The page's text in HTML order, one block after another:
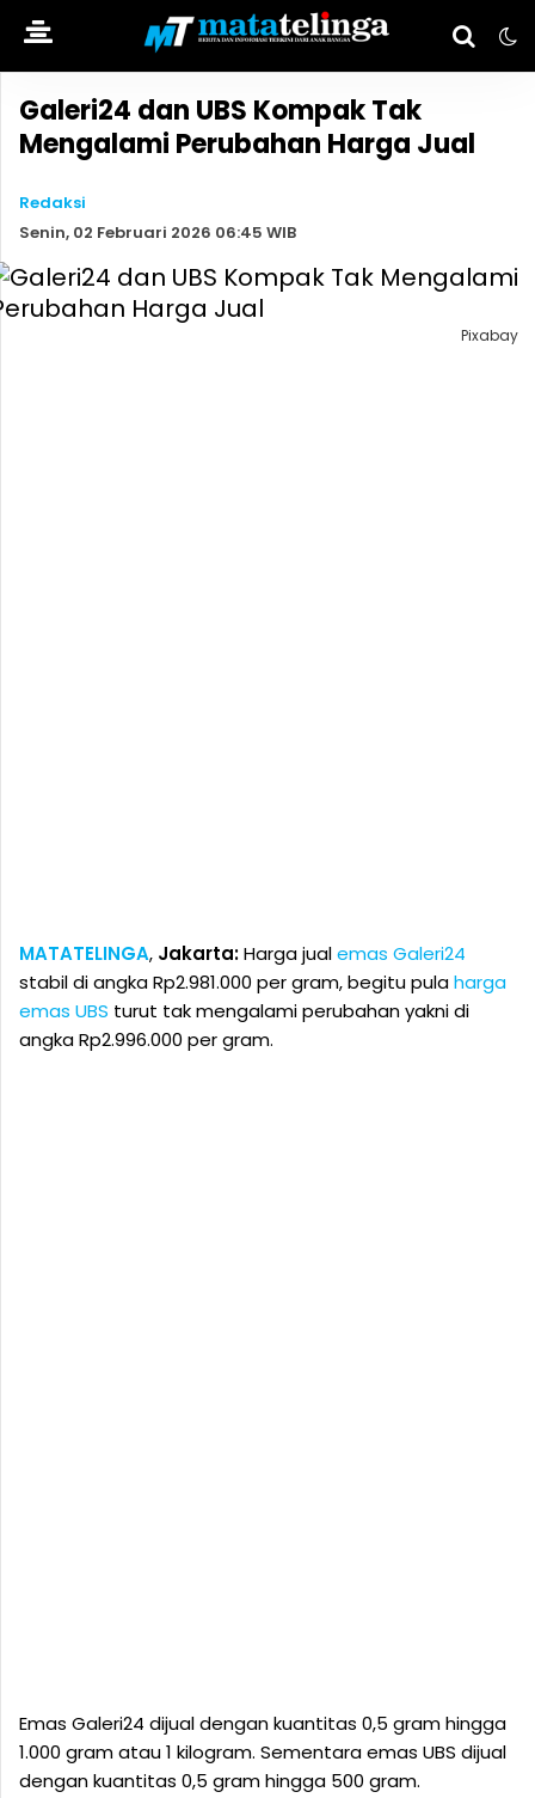
Galeri24 dan UBS Kompak Tak
Mengalami Perubahan Harga Jual
Redaksi
Senin, 02 Februari 2026 06:45 WIB
Pixabay
MATATELINGA, Jakarta:Harga jualemas Galeri24
stabil di angka Rp2.981.000 per gram, begitu pulaharga
emas UBS turut tak mengalami perubahan yakni di
angka Rp2.996.000 per gram.
Emas Galeri24 dijual dengan kuantitas 0,5 gram hingga
1.000 gram atau 1 kilogram. Sementara emas UBS dijual
dengan kuantitas 0,5 gram hingga 500 gram.